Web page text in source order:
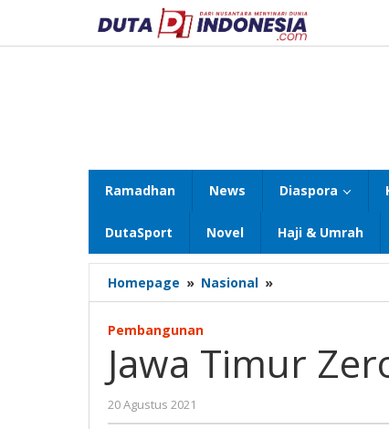
konten
Ramadhan News Diaspora
DutaSport Novel Haji & Umrah
Homepage » Nasional »
Timur
Tertinggal
Pembangunan
Jawa Timur
20 Agustus 2021
Nilna